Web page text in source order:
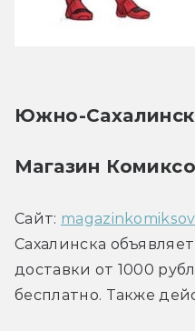
Южно-Сахалинск
Магазин
Сайт:
Сахалинска
доставки от 1000
бесплатно. Также